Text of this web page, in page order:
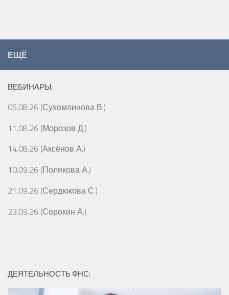
ЕЩЁ
ВЕБИНАРЫ:
05.08.26 (Сухомлинова В.)
11.08.26 (Морозов Д.)
14.08.26 (Аксёнов А.)
10.09.26 (Полякова А.)
21.09.26 (Сердюкова С.)
23.09.26 (Сорокин А.)
ДЕЯТЕЛЬНОСТЬ ФНС: